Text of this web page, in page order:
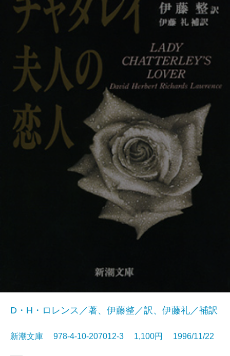
D・H・ロレンス／著、伊藤整／訳、伊藤礼／補訳
新潮文庫 978-4-10-207012-3 1,100円 1996/11/22